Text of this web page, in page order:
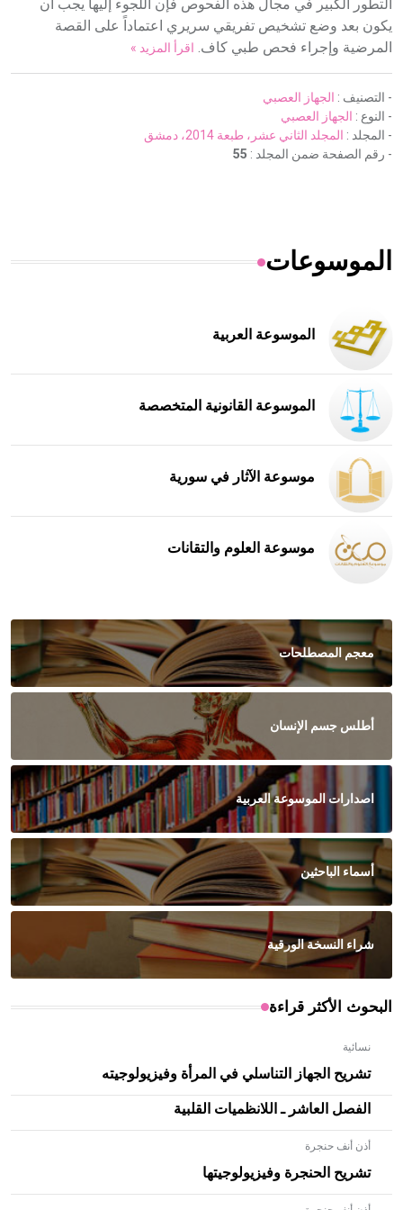
التطور الكبير في مجال هذه الفحوص فإن اللجوء إليها يجب أن
يكون بعد وضع تشخيص تفريقي سريري اعتماداً على القصة
المرضية وإجراء فحص طبي كاف. اقرأ المزيد »
- التصنيف : الجهاز العصبي
- النوع : الجهاز العصبي
- المجلد : المجلد الثاني عشر، طبعة 2014، دمشق
- رقم الصفحة ضمن المجلد : 55
الموسوعات
الموسوعة العربية
الموسوعة القانونية المتخصصة
موسوعة الآثار في سورية
موسوعة العلوم والتقانات
معجم المصطلحات
أطلس جسم الإنسان
اصدارات الموسوعة العربية
أسماء الباحثين
شراء النسخة الورقية
البحوث الأكثر قراءة
نسائية
تشريح الجهاز التناسلي في المرأة وفيزيولوجيته
الفصل العاشر ـ اللانظميات القلبية
أذن أنف حنجرة
تشريح الحنجرة وفيزيولوجيتها